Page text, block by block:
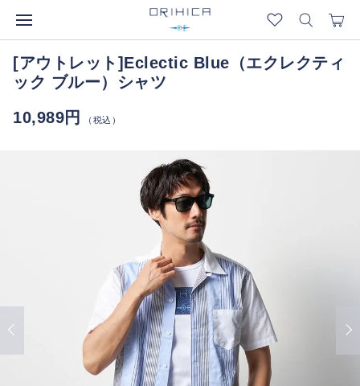
[アウトレット]Eclectic Blue（エクレクティ
ック ブルー）シャツ
10,989円
（税込）